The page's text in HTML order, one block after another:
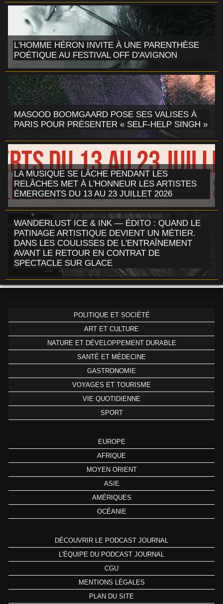
L'HOMME HÉRON INVITE À UNE PARENTHÈSE
POÉTIQUE AU FESTIVAL OFF D'AVIGNON
MASOOD BOOMGAARD POSE SES VALISES À
PARIS POUR PRÉSENTER « SELF-HELP SINGH »
LA MUSIQUE SE LÂCHE PENDANT LES
RELÂCHES MET À L'HONNEUR LES ARTISTES
ÉMERGENTS DU 13 AU 23 JUILLET 2026
WANDERLUST ICE & INK — ÉDITO : QUAND LE
PATINAGE ARTISTIQUE DEVIENT UN MÉTIER.
DANS LES COULISSES DE L'ENTRAÎNEMENT
AVANT LE RETOUR EN CONTRAT DE
SPECTACLE SUR GLACE
POLITIQUE ET SOCIÉTÉ
ART ET CULTURE
NATURE ET DÉVELOPPEMENT DURABLE
SANTÉ ET MÉDECINE
GASTRONOMIE
VOYAGES ET TOURISME
VIE QUOTIDIENNE
SPORT
EUROPE
AFRIQUE
MOYEN ORIENT
ASIE
AMÉRIQUES
OCÉANIE
DÉCOUVRIR LE PODCAST JOURNAL
L'ÉQUIPE DU PODCAST JOURNAL
CGU
MENTIONS LÉGALES
PLAN DU SITE